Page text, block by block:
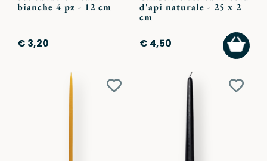
bianche 4 pz - 12 cm
€ 3,20
d'api naturale - 25 x 2
cm
€ 4,50
AL
Aggiungi